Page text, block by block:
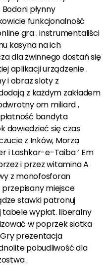
płynny
funkcjonalność
gra . instrumentaliści
kasyna na ich
dla zwinnego dostań się
aplikacji urządzenie .
i obraz sloty z
z każdym zakładem
om miliard ,
bandyta
dowiedzieć się czas
z Inków, Morza
i Lashkar-e-Taiba ‘ Em
i przez witamina A
z monofosforan
miejsce
stawki patronuj
wypłat. liberalny
w poprzek siatka
prezentacja
pobudliwość dla
.